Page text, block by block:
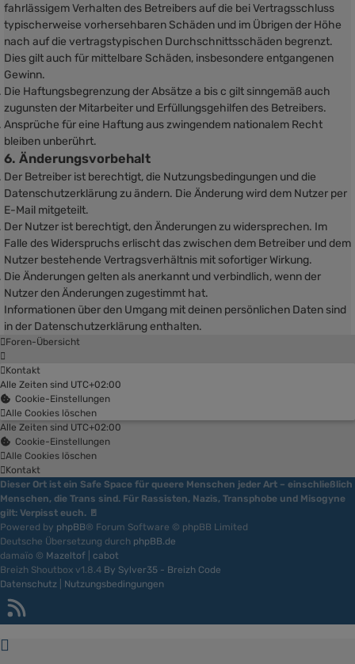
fahrlässigem Verhalten des Betreibers auf die bei Vertragsschluss
typischerweise vorhersehbaren Schäden und im Übrigen der Höhe
nach auf die vertragstypischen Durchschnittsschäden begrenzt.
Dies gilt auch für mittelbare Schäden, insbesondere entgangenen
Gewinn.
Die Haftungsbegrenzung der Absätze a bis c gilt sinngemäß auch
zugunsten der Mitarbeiter und Erfüllungsgehilfen des Betreibers.
Ansprüche für eine Haftung aus zwingendem nationalem Recht
bleiben unberührt.
6. Änderungsvorbehalt
Der Betreiber ist berechtigt, die Nutzungsbedingungen und die
Datenschutzerklärung zu ändern. Die Änderung wird dem Nutzer per
E-Mail mitgeteilt.
Der Nutzer ist berechtigt, den Änderungen zu widersprechen. Im
Falle des Widerspruchs erlischt das zwischen dem Betreiber und dem
Nutzer bestehende Vertragsverhältnis mit sofortiger Wirkung.
Die Änderungen gelten als anerkannt und verbindlich, wenn der
Nutzer den Änderungen zugestimmt hat.
Informationen über den Umgang mit deinen persönlichen Daten sind
in der Datenschutzerklärung enthalten.
Foren-Übersicht
Kontakt
Alle Zeiten sind UTC+02:00
Cookie-Einstellungen
Alle Cookies löschen
Alle Zeiten sind UTC+02:00
Cookie-Einstellungen
Alle Cookies löschen
Kontakt
Dieser Ort ist ein Safe Space für queere Menschen jeder Art – einschließlich
Menschen, die Trans sind. Für Rassisten, Nazis, Transphobe und Misogyne
gilt: Verpisst euch. 🚪
Powered by phpBB® Forum Software © phpBB Limited
Deutsche Übersetzung durch phpBB.de
damaïo © Mazeltof
cabot
Breizh Shoutbox v1.8.4 By Sylver35 - Breizh Code
Datenschutz
Nutzungsbedingungen